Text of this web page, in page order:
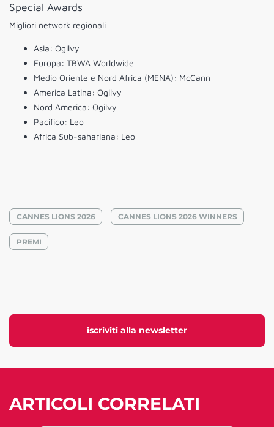
iscriviti alla newsletter
Special Awards
Migliori network regionali
Asia: Ogilvy
Europa: TBWA Worldwide
Medio Oriente e Nord Africa (MENA): McCann
America Latina: Ogilvy
Nord America: Ogilvy
Pacifico: Leo
Africa Sub-sahariana: Leo
CANNES LIONS 2026 CANNES LIONS 2026 WINNERS
PREMI
ARTICOLI CORRELATI